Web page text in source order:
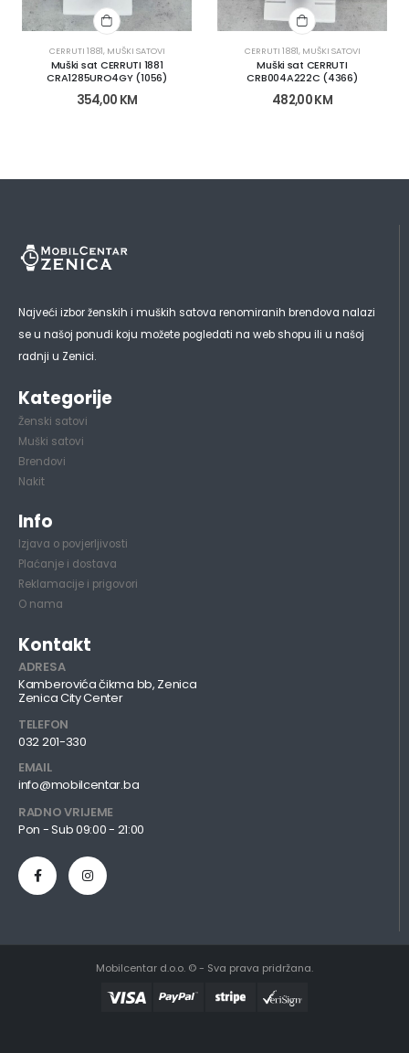
CERRUTI 1881, MUŠKI SATOVI
Muški sat CERRUTI 1881
CRA1285URO4GY (1056)
354,00 KM
CERRUTI 1881, MUŠKI SATOVI
Muški sat CERRUTI
CRB004A222C (4366)
482,00KM
Najveći izbor ženskih i muških satova renomiranih brendova nalazi
se u našoj ponudi koju možete pogledati na web shopu ili u našoj
radnji u Zenici.
Kategorije
Ženski satovi
Muški satovi
Brendovi
Nakit
Info
Izjava o povjerljivosti
Plaćanje i dostava
Reklamacije i prigovori
O nama
Kontakt
ADRESA
Kamberovića čikma bb, Zenica
Zenica City Center
TELEFON
032 201-330
EMAIL
info@mobilcentar.ba
RADNO VRIJEME
Pon - Sub 09:00 - 21:00
Mobilcentar d.o.o. © - Sva prava pridržana.